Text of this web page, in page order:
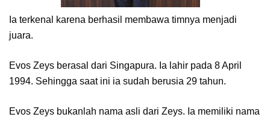
Ia terkenal karena berhasil membawa timnya menjadi
juara.
Evos Zeys berasal dari Singapura. Ia lahir pada 8 April
1994. Sehingga saat ini ia sudah berusia 29 tahun.
Evos Zeys bukanlah nama asli dari Zeys. Ia memiliki nama